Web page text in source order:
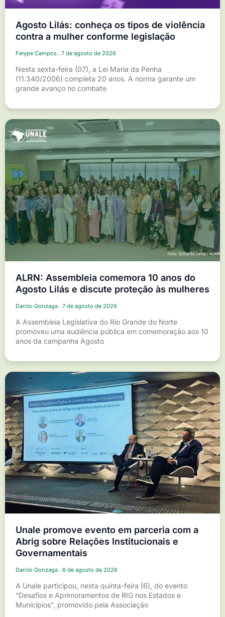
Agosto Lilás: conheça os tipos de violência
contra a mulher conforme legislação
Felype Campos 7 de agosto de 2026
Nesta sexta-feira (07), a Lei Maria da Penha
(11.340/2006) completa 20 anos. A norma garante um
grande avanço no combate
ALRN: Assembleia comemora 10 anos do
Agosto Lilás e discute proteção às mulheres
Danilo Gonzaga 7 de agosto de 2026
A Assembleia Legislativa do Rio Grande do Norte
promoveu uma audiência pública em comemoração aos 10
anos da campanha Agosto
Unale promove evento em parceria com a
Abrig sobre Relações Institucionais e
Governamentais
Danilo Gonzaga 6 de agosto de 2026
A Unale participou, nesta quinta-feira (6), do evento
“Desafios e Aprimoramentos de RIG nos Estados e
Municípios”, promovido pela Associação